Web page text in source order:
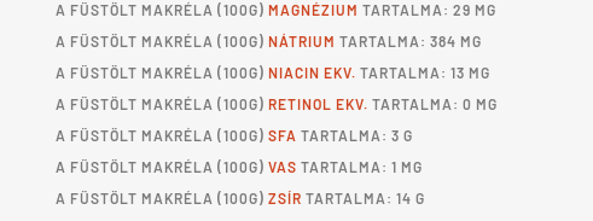
A FÜSTÖLT MAKRÉLA (100G) MAGNÉZIUM TARTALMA: 29 MG
A FÜSTÖLT MAKRÉLA (100G) NÁTRIUM TARTALMA: 384 MG
A FÜSTÖLT MAKRÉLA (100G) NIACIN EKV. TARTALMA: 13 MG
A FÜSTÖLT MAKRÉLA (100G) RETINOL EKV. TARTALMA: 0 MG
A FÜSTÖLT MAKRÉLA (100G) SFA TARTALMA: 3 G
A FÜSTÖLT MAKRÉLA (100G) VAS TARTALMA: 1 MG
A FÜSTÖLT MAKRÉLA (100G) ZSÍR TARTALMA: 14 G